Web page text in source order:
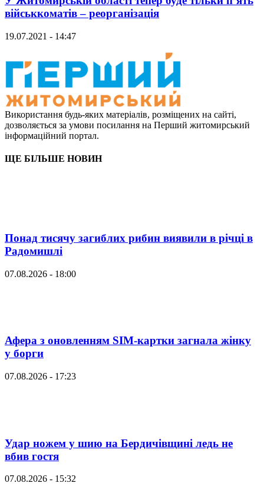
військкоматів – реорганізація
19.07.2021 - 14:47
Використання будь-яких матеріалів, розміщених на сайті,
дозволяється за умови посилання на Перший житомирський
інформаційний портал.
ЩЕ БІЛЬШЕ НОВИН
Понад тисячу загиблих рибин виявили в річці в
Радомишлі
07.08.2026 - 18:00
Афера з оновленням SIM-картки загнала жінку
у борги
07.08.2026 - 17:23
Удар ножем у шию на Бердичівщині ледь не
вбив гостя
07.08.2026 - 15:32